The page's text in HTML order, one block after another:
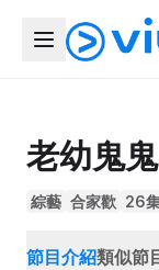
老幼鬼鬼
綜藝 合家歡 26
節目介紹類似節